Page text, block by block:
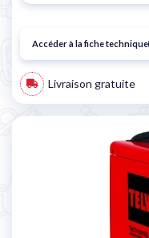
Accéder à la fiche technique
Livraison gratuite